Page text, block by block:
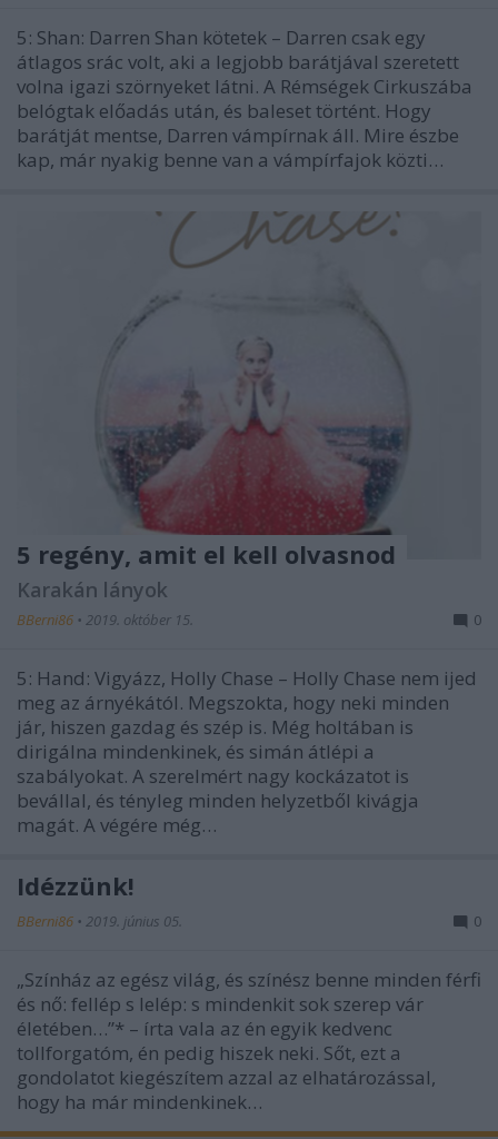
5: Shan: Darren Shan kötetek – Darren csak egy
átlagos srác volt, aki a legjobb barátjával szeretett
volna igazi szörnyeket látni. A Rémségek Cirkuszába
belógtak előadás után, és baleset történt. Hogy
barátját mentse, Darren vámpírnak áll. Mire észbe
kap, már nyakig benne van a vámpírfajok közti…
5 regény, amit el kell olvasnod
Karakán lányok
BBerni86 • 2019. október 15. 0
5: Hand: Vigyázz, Holly Chase – Holly Chase nem ijed
meg az árnyékától. Megszokta, hogy neki minden
jár, hiszen gazdag és szép is. Még holtában is
dirigálna mindenkinek, és simán átlépi a
szabályokat. A szerelmért nagy kockázatot is
bevállal, és tényleg minden helyzetből kivágja
magát. A végére még…
Idézzünk!
BBerni86 • 2019. június 05. 0
„Színház az egész világ, és színész benne minden férfi
és nő: fellép s lelép: s mindenkit sok szerep vár
életében…”* – írta vala az én egyik kedvenc
tollforgatóm, én pedig hiszek neki. Sőt, ezt a
gondolatot kiegészítem azzal az elhatározással,
hogy ha már mindenkinek…